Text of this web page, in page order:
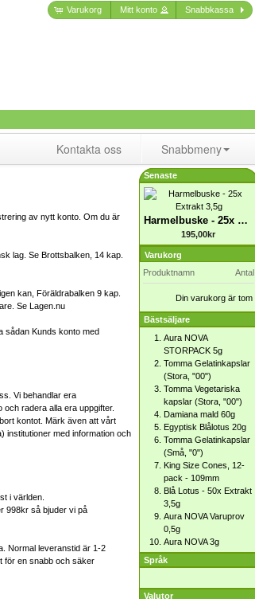
Varukorg Mitt konto Snabbkassa
Kontakta oss Snabbmeny
av nytt konto. Om du är
lag. Se Brottsbalken, 14 kap.
kan, Föräldrabalken 9 kap.
Se Lagen.nu
sådan Kunds konto med
Vi behandlar era
radera alla era uppgifter.
kontot. Märk även att vårt
institutioner med information och
i världen.
998kr så bjuder vi på
Normal leveranstid är 1-2
för en snabb och säker
Senaste
Harmelbuske - 25x Extrakt 3,5g
195,00kr
Varukorg
Produktnamn
Antal
Din varukorg är tom
Bästsäljare
Aura NOVA
STORPACK 5g
Tomma Gelatinkapslar
(Stora, "00")
Tomma Vegetariska
kapslar (Stora, "00")
Damiana mald 60g
Egyptisk Blålotus 20g
Tomma Gelatinkapslar
(Små, "0")
King Size Cones, 12-
pack - 109mm
Blå Lotus - 50x Extrakt
3,5g
Aura NOVA Varuprov
0,5g
Aura NOVA 3g
Språk
Valutor